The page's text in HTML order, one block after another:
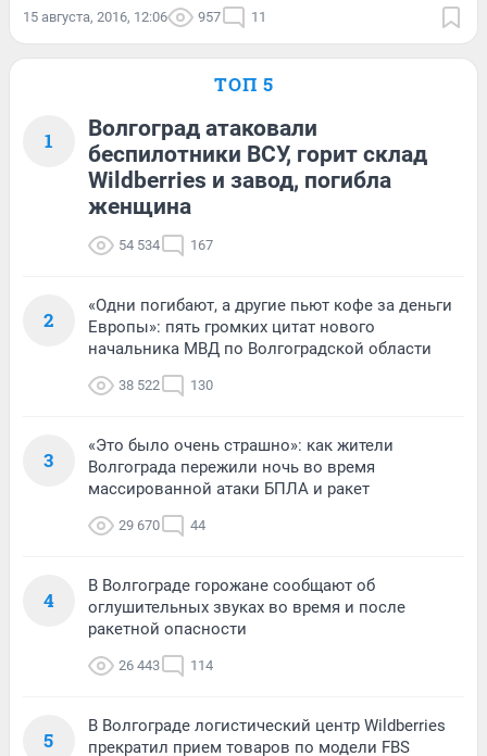
15 августа, 2016, 12:06 957 11
ТОП 5
1
Волгоград атаковали
беспилотники ВСУ, горит склад
Wildberries и завод, погибла
женщина
54 534 167
2
«Одни погибают, а другие пьют кофе за деньги
Европы»: пять громких цитат нового
начальника МВД по Волгоградской области
38 522 130
3
«Это было очень страшно»: как жители
Волгограда пережили ночь во время
массированной атаки БПЛА и ракет
29 670 44
4
В Волгограде горожане сообщают об
оглушительных звуках во время и после
ракетной опасности
26 443 114
5
В Волгограде логистический центр Wildberries
прекратил прием товаров по модели FBS